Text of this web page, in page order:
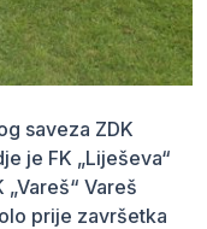
saveza ZDK
je FK „Liješeva“
Vareš
prije završetka